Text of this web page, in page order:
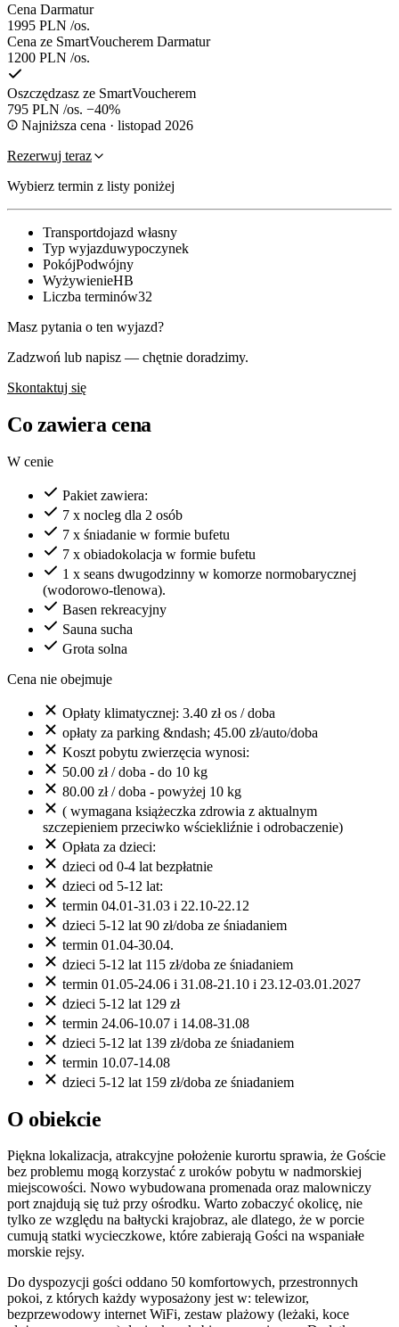
Cena Darmatur
1995 PLN /os.
Cena ze SmartVoucherem Darmatur
1200 PLN /os.
Oszczędzasz ze SmartVoucherem
795 PLN /os. −40%
Najniższa cena · listopad 2026
Rezerwuj teraz
Wybierz termin z listy poniżej
Transportdojazd własny
Typ wyjazduwypoczynek
PokójPodwójny
WyżywienieHB
Liczba terminów32
Masz pytania o ten wyjazd?
Zadzwoń lub napisz — chętnie doradzimy.
Skontaktuj się
Co zawiera cena
W cenie
Pakiet zawiera:
7 x nocleg dla 2 osób
7 x śniadanie w formie bufetu
7 x obiadokolacja w formie bufetu
1 x seans dwugodzinny w komorze normobarycznej
(wodorowo-tlenowa).
Basen rekreacyjny
Sauna sucha
Grota solna
Cena nie obejmuje
Opłaty klimatycznej: 3.40 zł os / doba
opłaty za parking &ndash; 45.00 zł/auto/doba
Koszt pobytu zwierzęcia wynosi:
50.00 zł / doba - do 10 kg
80.00 zł / doba - powyżej 10 kg
( wymagana książeczka zdrowia z aktualnym
szczepieniem przeciwko wściekliźnie i odrobaczenie)
Opłata za dzieci:
dzieci od 0-4 lat bezpłatnie
dzieci od 5-12 lat:
termin 04.01-31.03 i 22.10-22.12
dzieci 5-12 lat 90 zł/doba ze śniadaniem
termin 01.04-30.04.
dzieci 5-12 lat 115 zł/doba ze śniadaniem
termin 01.05-24.06 i 31.08-21.10 i 23.12-03.01.2027
dzieci 5-12 lat 129 zł
termin 24.06-10.07 i 14.08-31.08
dzieci 5-12 lat 139 zł/doba ze śniadaniem
termin 10.07-14.08
dzieci 5-12 lat 159 zł/doba ze śniadaniem
O obiekcie
Piękna lokalizacja, atrakcyjne położenie kurortu sprawia, że Goście
bez problemu mogą korzystać z uroków pobytu w nadmorskiej
miejscowości. Nowo wybudowana promenada oraz malowniczy
port znajdują się tuż przy ośrodku. Warto zobaczyć okolicę, nie
tylko ze względu na bałtycki krajobraz, ale dlatego, że w porcie
cumują statki wycieczkowe, które zabierają Gości na wspaniałe
morskie rejsy.
Do dyspozycji gości oddano 50 komfortowych, przestronnych
pokoi, z których każdy wyposażony jest w: telewizor,
bezprzewodowy internet WiFi, zestaw plażowy (leżaki, koce